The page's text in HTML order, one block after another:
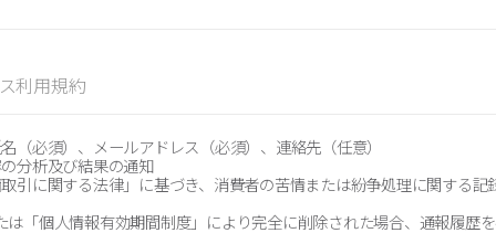
利用規約
（必須）、メールアドレス（必須）、連絡先（任意）
分析及び結果の通知
引に関する法律」に基づき、消費者の苦情または紛争処理に関する
「個人情報有効期間制度」により完全に削除された場合、通報履歴